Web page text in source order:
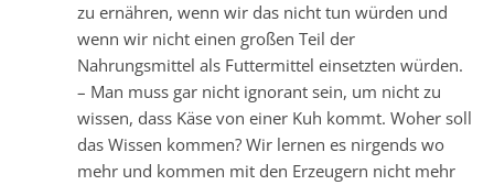
zu ernähren, wenn wir das nicht tun würden und
wenn wir nicht einen großen Teil der
Nahrungsmittel als Futtermittel einsetzten würden.
– Man muss gar nicht ignorant sein, um nicht zu
wissen, dass Käse von einer Kuh kommt. Woher soll
das Wissen kommen? Wir lernen es nirgends wo
mehr und kommen mit den Erzeugern nicht mehr